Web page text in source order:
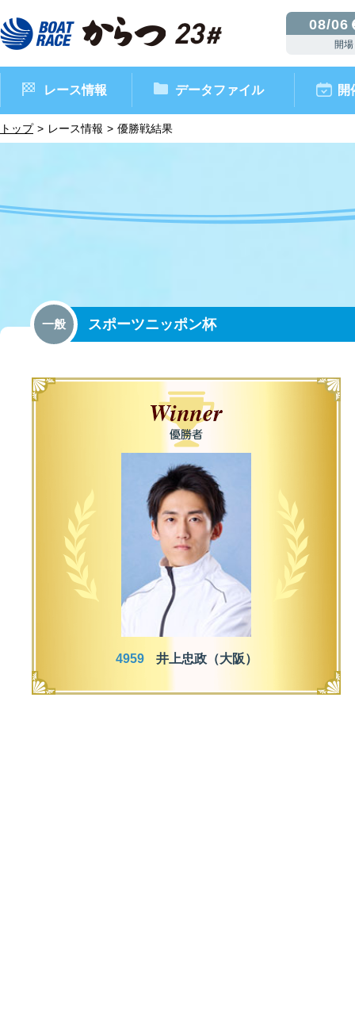
08/06
開場
レース情報
進入コース別選手成績
今節出場選手のマル得情報
データファイル
佐賀支部選手一覧
開
トップ レース情報 優勝戦結果
一般 スポーツニッポン杯
4959 井上忠政（大阪）